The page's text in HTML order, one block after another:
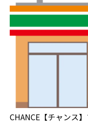
CHANCE【チャンス